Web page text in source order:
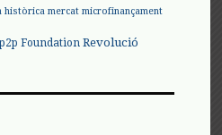
històrica mercat microfinançament
p2p Foundation Revolució